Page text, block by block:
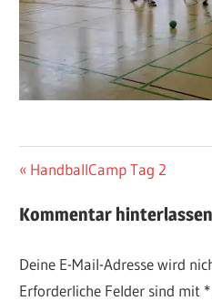
Beitragsnavigation
Vorheriger
HandballCamp Tag 2
Kommentar hinterlassen
Deine E-Mail-Adresse wird
Erforderliche Felder sind mit *